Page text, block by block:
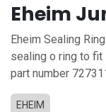
Eheim
Eheim Sealing
sealing o ring to fit
part number
EHEIM